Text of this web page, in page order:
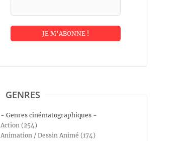
GENRES
- Genres cinématographiques -
Action (254)
Animation / Dessin Animé (174)